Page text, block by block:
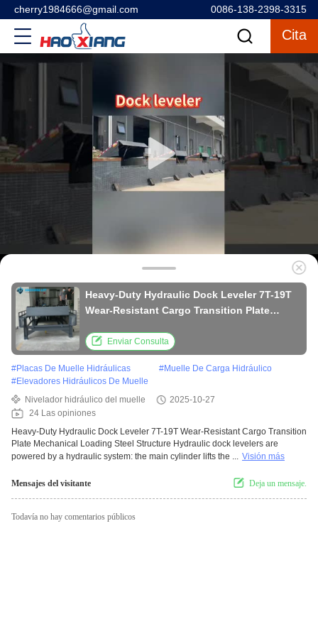
cherry1984666@gmail.com 0086-138-2398-3315
Cita
Heavy-Duty Hydraulic Dock Leveler 7T-19T
Wear-Resistant Cargo Transition Plate
Enviar Consulta
#Placas De Muelle Hidráulicas #Muelle De Carga Hidráulico
#Elevadores Hidráulicos De Muelle
Nivelador hidráulico del muelle
2025-10-27
24 Las opiniones
Heavy-Duty Hydraulic Dock Leveler 7T-19T Wear-Resistant Cargo Transition
Plate Mechanical Loading Steel Structure Hydraulic dock levelers are
powered by a hydraulic system: the main cylinder lifts the ... Visión más
Mensajes del visitante Deja un mensaje.
Todavía no hay comentarios públicos